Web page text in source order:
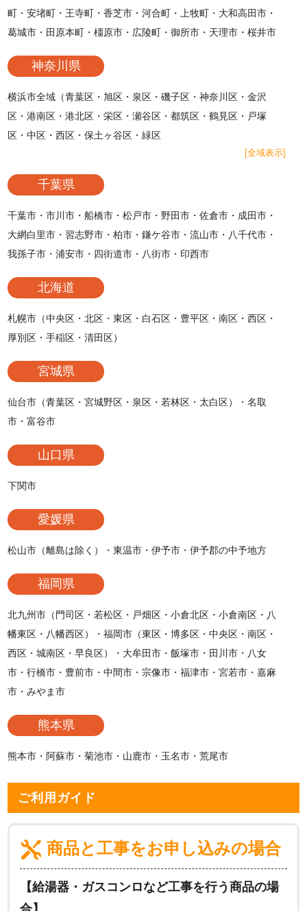
町・安堵町・王寺町・香芝市・河合町・上牧町・大和高田市・
葛城市・田原本町・橿原市・広陵町・御所市・天理市・桜井市
神奈川県
横浜市全域（青葉区・旭区・泉区・磯子区・神奈川区・金沢
区・港南区・港北区・栄区・瀬谷区・都筑区・鶴見区・戸塚
区・中区・西区・保土ヶ谷区・緑区
[全域表示]
千葉県
千葉市・市川市・船橋市・松戸市・野田市・佐倉市・成田市・
大網白里市・習志野市・柏市・鎌ケ谷市・流山市・八千代市・
我孫子市・浦安市・四街道市・八街市・印西市
北海道
札幌市（中央区・北区・東区・白石区・豊平区・南区・西区・
厚別区・手稲区・清田区）
宮城県
仙台市（青葉区・宮城野区・泉区・若林区・太白区）・名取
市・富谷市
山口県
下関市
愛媛県
松山市（離島は除く）・東温市・伊予市・伊予郡の中予地方
福岡県
北九州市（門司区・若松区・戸畑区・小倉北区・小倉南区・八
幡東区・八幡西区）・福岡市（東区・博多区・中央区・南区・
西区・城南区・早良区）・大牟田市・飯塚市・田川市・八女
市・行橋市・豊前市・中間市・宗像市・福津市・宮若市・嘉麻
市・みやま市
熊本県
熊本市・阿蘇市・菊池市・山鹿市・玉名市・荒尾市
ご利用ガイド
商品と工事をお申し込みの場合
【給湯器・ガスコンロなど工事を行う商品の場